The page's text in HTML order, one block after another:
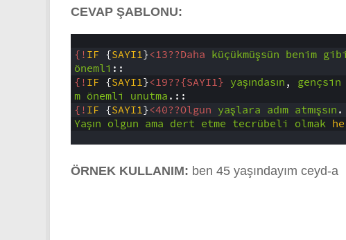
CEVAP ŞABLONU:
{!IF {SAYI1}<13??Daha küçükmüşsün benim gibi
önemli ::
{!IF {SAYI1}<19??{SAYI1} yaşındasın, gençsin
m önemli unutma.::
{!IF {SAYI1}<40??Olgun yaşlara adım atmışsın.
Yaşın olgun ama dert etme tecrübeli olmak
ÖRNEK KULLANIM: ben 45 yaşındayım ceyd-a